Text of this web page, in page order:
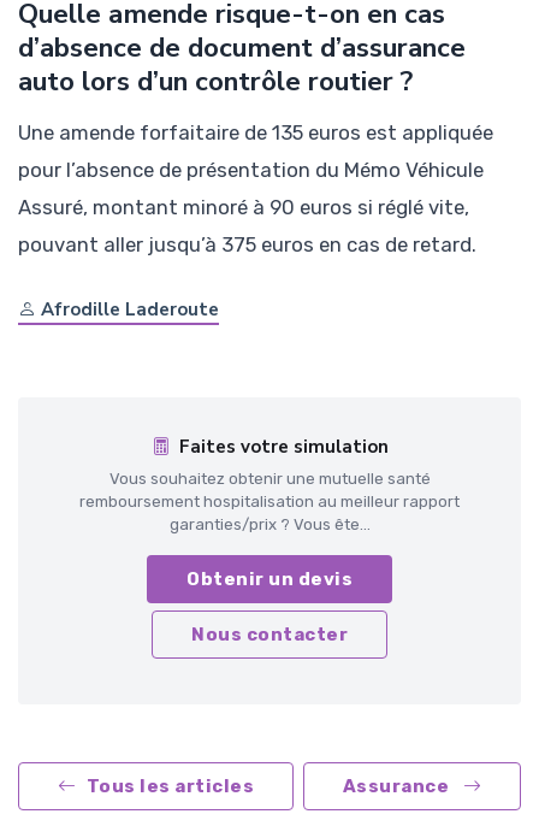
Quelle amende risque-t-on en cas
d’absence de document d’assurance
auto lors d’un contrôle routier ?
Une amende forfaitaire de 135 euros est appliquée
pour l’absence de présentation du Mémo Véhicule
Assuré, montant minoré à 90 euros si réglé vite,
pouvant aller jusqu’à 375 euros en cas de retard.
Afrodille Laderoute
Faites votre simulation
Vous souhaitez obtenir une mutuelle santé
remboursement hospitalisation au meilleur rapport
garanties/prix ? Vous ête...
Obtenir un devis
Nous contacter
Tous les articles Assurance